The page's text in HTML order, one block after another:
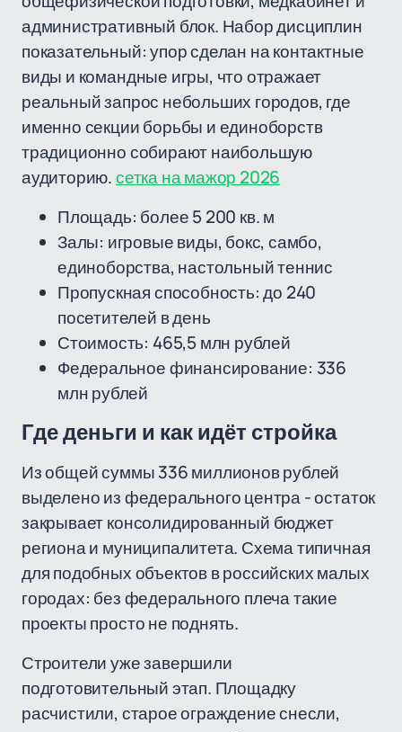
административный блок. Набор дисциплин
показательный: упор сделан на контактные
виды и командные игры, что отражает
реальный запрос небольших городов, где
именно секции борьбы и единоборств
традиционно собирают наибольшую
аудиторию.сетка на мажор 2026
Площадь: более 5 200 кв. м
Залы: игровые виды, бокс, самбо,
единоборства, настольный теннис
Пропускная способность: до 240
посетителей в день
Стоимость: 465,5 млн рублей
Федеральное финансирование: 336
млн рублей
Где деньги и как идёт стройка
Из общей суммы 336 миллионов рублей
выделено из федерального центра - остаток
закрывает консолидированный бюджет
региона и муниципалитета. Схема типичная
для подобных объектов в российских малых
городах: без федерального плеча такие
проекты просто не поднять.
Строители уже завершили
подготовительный этап. Площадку
расчистили, старое ограждение снесли,